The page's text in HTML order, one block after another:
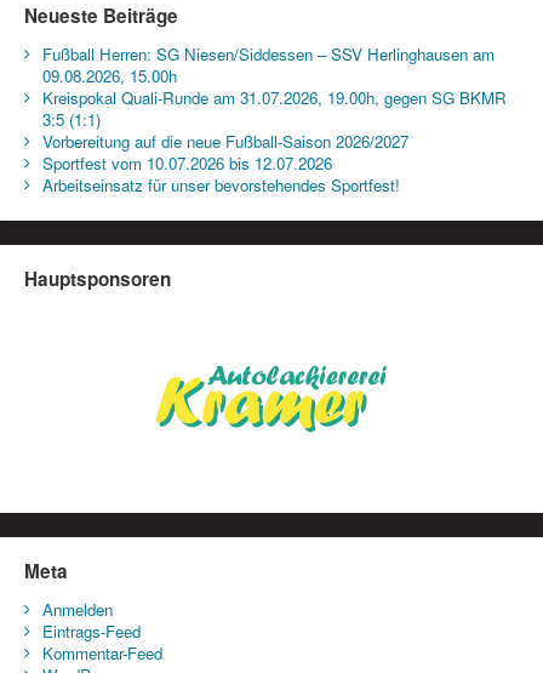
Neueste Beiträge
Fußball Herren: SG Niesen/Siddessen – SSV Herlinghausen am
09.08.2026, 15.00h
Kreispokal Quali-Runde am 31.07.2026, 19.00h, gegen SG BKMR
3:5 (1:1)
Vorbereitung auf die neue Fußball-Saison 2026/2027
Sportfest vom 10.07.2026 bis 12.07.2026
Arbeitseinsatz für unser bevorstehendes Sportfest!
Hauptsponsoren
Meta
Anmelden
Eintrags-Feed
Kommentar-Feed